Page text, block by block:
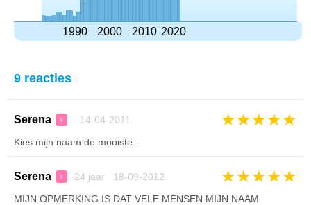
1990 2000 2010 2020
9 reacties
Serena ♀ 14-04-2011 ★★★★★
Kies mijn naam de mooiste..
Serena ♀ 24 jaar 18-09-2012 ★★★★★
MIJN OPMERKING IS DAT VELE MENSEN MIJN NAAM